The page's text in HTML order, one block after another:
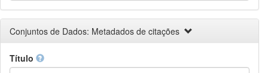
Ciências da Terra e do meio ambiente
Engenharia
Ciências matemáticas
Conjuntos de Dados: Metadados de citações
Título